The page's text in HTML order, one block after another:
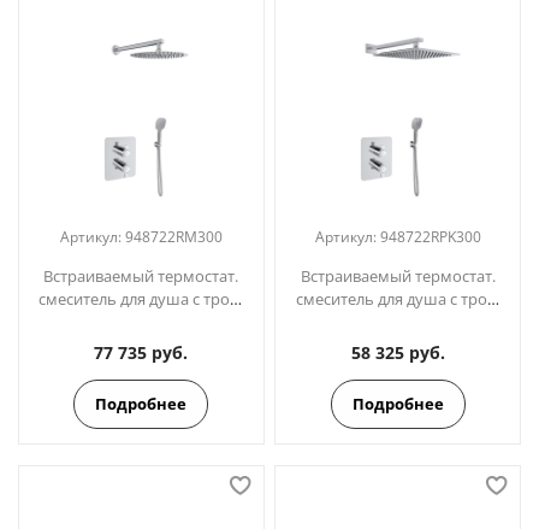
Артикул: 948722RM300
Встраиваемый термостат.
смеситель для душа с троп.
BLAUTHERM 948722RM300
77 735 руб.
Подробнее
Артикул: 948722RPK300
Встраиваемый термостат.
смеситель для душа с троп.
BLAUTHERM 948722RPK300
58 325 руб.
Подробнее